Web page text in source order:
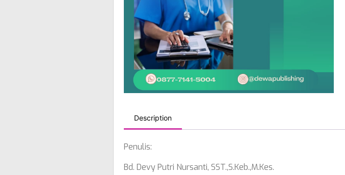
Description
Penulis:
Bd. Devy Putri Nursanti, SST.,S.Keb.,M.Kes.